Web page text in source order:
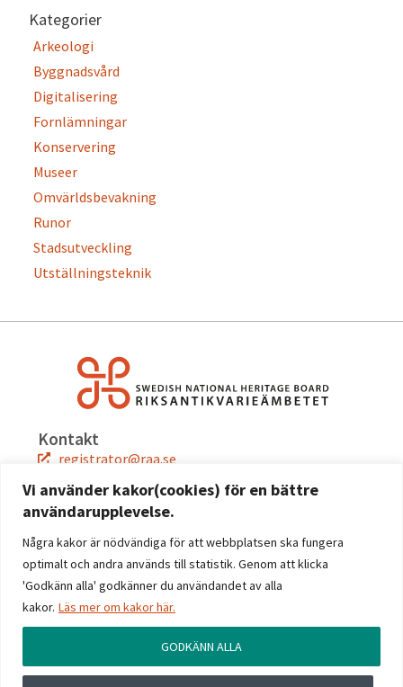
Vi använder kakor(cookies) för en bättre
användarupplevelse.
Några kakor är nödvändiga för att webbplatsen ska fungera
optimalt och andra används till statistik. Genom att klicka
'Godkänn alla' godkänner du användandet av alla
kakor. Läs mer om kakor här.
GODKÄNN ALLA
Kategorier
Arkeologi
Byggnadsvård
Digitalisering
Fornlämningar
Konservering
Museer
Omvärldsbevakning
Runor
Stadsutveckling
Utställningsteknik
Kontakt
registrator@raa.se
Snabblänkar
Jobba hos oss
Press
Kontakta oss
Följ oss
Linkedin